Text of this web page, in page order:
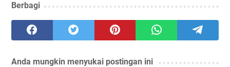
Berbagi
Anda mungkin menyukai postingan ini